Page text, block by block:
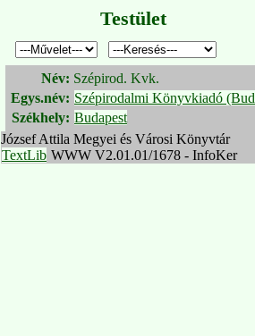
Testület
Név: Szépirod. Kvk.
Egys.név: Szépirodalmi Könyvkiadó
Székhely: Budapest
József Attila Megyei és Városi Könyvtár
TextLib WWW V2.01.01/1678 - InfoKer